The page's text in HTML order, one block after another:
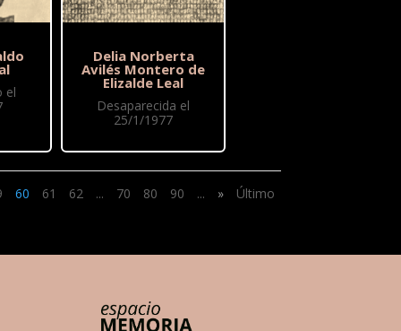
el
Delia Norberta
Avilés Montero de
Elizalde Leal
Desaparecida el
25/1/1977
60 61 62 ... 70 80 90 ... » Último